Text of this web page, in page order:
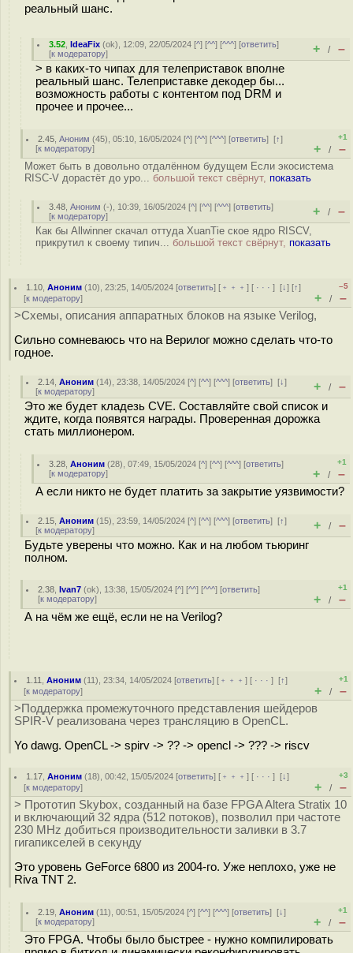
реальный шанс.
3.52 ,IdeaFix (ok), 12:09, 22/05/2024 [^] [^^] [^^^] [ответить]
[к модератору] + / –
> в каких-то чипах для телеприставок вполне
реальный шанс. Телеприставке декодер бы...
возможность работы с контентом под DRM и
прочее и прочее...
2.45 ,Аноним (45), 05:10, 16/05/2024 [^] [^^] [^^^] [ответить][↑]
[к модератору]
+1
+ / –
Может быть в довольно отдалённом будущем Если экосистема
RISC-V дорастёт до уро... большой текст свёрнут, показать
3.48 ,Аноним (-), 10:39, 16/05/2024 [^] [^^] [^^^] [ответить]
[к модератору] + / –
Как бы Allwinner скачал оттуда XuanTie ское ядро RISCV,
прикрутил к своему типич... большой текст свёрнут, показать
1.10 ,Аноним (10), 23:25, 14/05/2024 [ответить] [ ﹢﹢﹢] [ · · ·][↓] [↑]
[к модератору]
–5
+ / –
>Схемы, описания аппаратных блоков на языке Verilog,
Сильно сомневаюсь что на Верилог можно сделать что-то
годное.
2.14 ,Аноним (14), 23:38, 14/05/2024 [^] [^^] [^^^] [ответить][↓]
[к модератору] + / –
Это же будет кладезь CVE. Составляйте свой список и
ждите, когда появятся награды. Проверенная дорожка
стать миллионером.
3.28 ,Аноним (28), 07:49, 15/05/2024 [^] [^^] [^^^] [ответить]
[к модератору]
+1
+ / –
А если никто не будет платить за закрытие уязвимости?
2.15 ,Аноним (15), 23:59, 14/05/2024 [^] [^^] [^^^] [ответить][↑]
[к модератору] + / –
Будьте уверены что можно. Как и на любом тьюринг
полном.
2.38 ,Ivan7 (ok), 13:38, 15/05/2024 [^] [^^] [^^^] [ответить]
[к модератору]
+1
+ / –
А на чём же ещё, если не на Verilog?
1.11 ,Аноним (11), 23:34, 14/05/2024 [ответить] [ ﹢﹢﹢] [ · · ·][↑]
[к модератору]
+1
+ / –
>Поддержка промежуточного представления шейдеров
SPIR-V реализована через трансляцию в OpenCL.
Yo dawg. OpenCL -> spirv -> ?? -> opencl -> ??? -> riscv
1.17 ,Аноним (18), 00:42, 15/05/2024 [ответить] [ ﹢﹢﹢] [ · · ·][↓]
[к модератору]
+3
+ / –
> Прототип Skybox, созданный на базе FPGA Altera Stratix 10
и включающий 32 ядра (512 потоков), позволил при частоте
230 MHz добиться производительности заливки в 3.7
гигапикселей в секунду
Это уровень GeForce 6800 из 2004-го. Уже неплохо, уже не
Riva TNT 2.
2.19 ,Аноним (11), 00:51, 15/05/2024 [^] [^^] [^^^] [ответить][↓]
[к модератору]
+1
+ / –
Это FPGA. Чтобы было быстрее - нужно компилировать